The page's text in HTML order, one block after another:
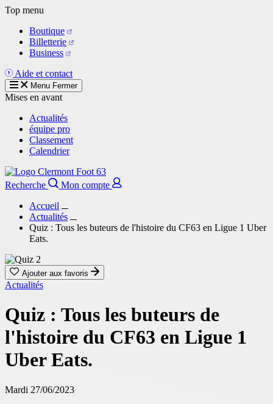
Aller
contenu
principal
Top menu
Boutique
Billetterie
Business
Aide et contact
Menu Fermer
Mises en avant
Actualités
équipe pro
Classement
Calendrier
Recherche
Mon compte
Accueil
Actualités
Quiz : Tous les buteurs de l'histoire du CF63 en Ligue 1 Uber
Eats.
Ajouter aux favoris
Actualités
Quiz : Tous les buteurs de
l'histoire du CF63 en Ligue 1
Uber Eats.
Mardi 27/06/2023